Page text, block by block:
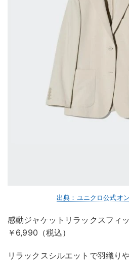
出典：ユニクロ公式オ
感動ジャケットリラックスフィ
￥6,990（税込）
リラックスシルエットで羽織り